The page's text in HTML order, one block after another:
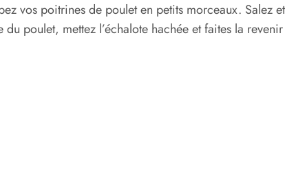
vos poitrines de poulet en petits morceaux. Salez
poulet, mettez l’échalote hachée et faites la